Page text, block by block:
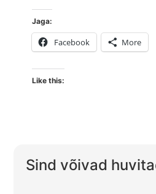
Jaga:
Facebook More
Like this:
Sind võivad